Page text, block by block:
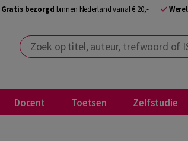
Gratis bezorgd binnen Nederland vanaf € 20,-
Zoek op titel, auteur, trefwoord of ISBN
Docent Toetsen Zelfstudie